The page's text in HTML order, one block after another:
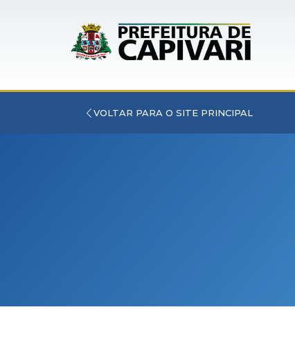
VOLTAR PARA O SITE PRINCIPAL